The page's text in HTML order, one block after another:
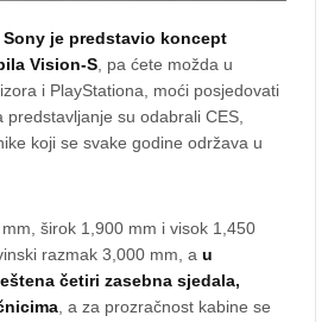
Sony je predstavio koncept
Vision-S , pa ćete možda u
i PlayStationa, moći posjedovati
su odabrali CES,
koji se svake godine održava u
širok 1,900 mm i visok 1,450
razmak 3,000 mm, a u
četiri zasebna sjedala,
, a za prozračnost kabine se